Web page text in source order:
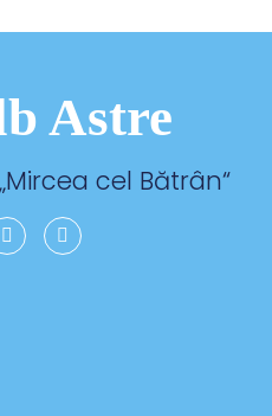
Astre
Mircea cel Bătrân“